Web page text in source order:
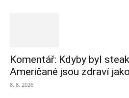
Komentář: Kdyby byl
Američané jsou zdraví
8. 8. 2026